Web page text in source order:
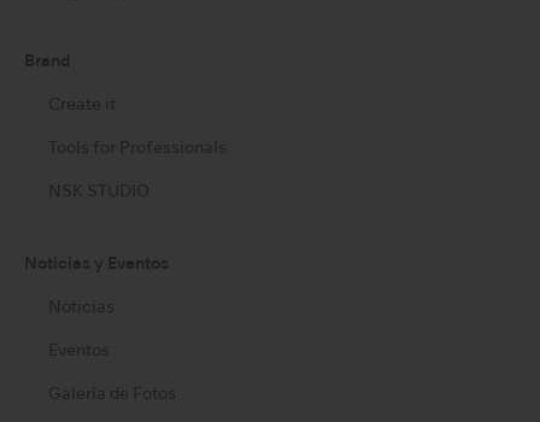
Brand
Create it
Tools for Professionals
NSK STUDIO
Noticias y Eventos
Noticias
Eventos
Galería de Fotos